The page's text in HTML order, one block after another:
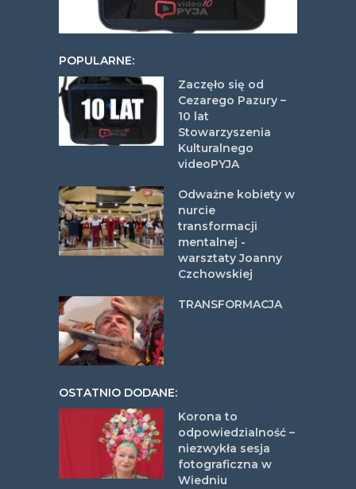
POPULARNE:
Zaczęło się od
Cezarego Pazury –
10 lat
Stowarzyszenia
Kulturalnego
videoPYJA
Odważne kobiety w
nurcie
transformacji
mentalnej -
warsztaty Joanny
Czchowskiej
TRANSFORMACJA
OSTATNIO DODANE:
Korona to
odpowiedzialność –
niezwykła sesja
fotograficzna w
Wiedniu